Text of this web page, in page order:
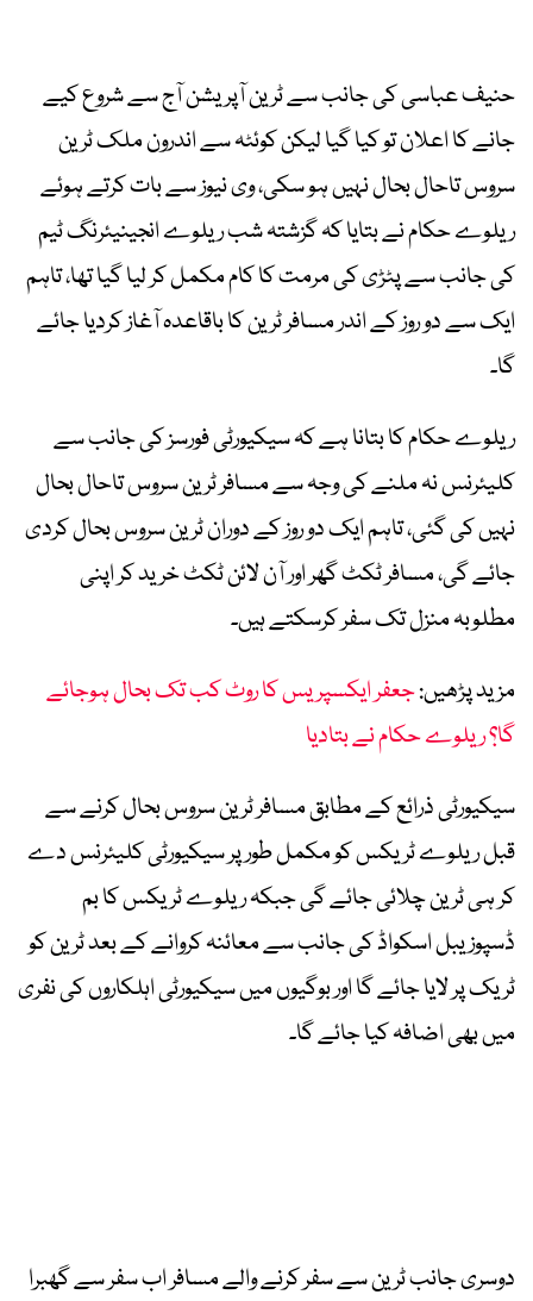
حنیف عباسی کی جانب سے ٹرین آپریشن آج سے شروع کیے
جانے کا اعلان تو کیا گیا لیکن کوئٹہ سے اندرون ملک ٹرین
سروس تاحال بحال نہیں ہو سکی، وی نیوز سے بات کرتے ہوئے
ریلوے حکام نے بتایا کہ گزشتہ شب ریلوے انجینیئرنگ ٹیم
کی جانب سے پٹڑی کی مرمت کا کام مکمل کر لیا گیا تھا، تاہم
ایک سے دو روز کے اندر مسافر ٹرین کا باقاعدہ آغاز کردیا جائے
گا۔
ریلوے حکام کا بتانا ہے کہ سیکیورٹی فورسز کی جانب سے
کلیئرنس نہ ملنے کی وجہ سے مسافر ٹرین سروس تاحال بحال
نہیں کی گئی، تاہم ایک دو روز کے دوران ٹرین سروس بحال کردی
جائے گی، مسافر ٹکٹ گھر اور آن لائن ٹکٹ خرید کر اپنی
مطلوبہ منزل تک سفر کرسکتے ہیں۔
مزید پڑھیں:جعفر ایکسپریس کا روٹ کب تک بحال ہوجائے
گا؟ ریلوے حکام نے بتادیا
سیکیورٹی ذرائع کے مطابق مسافر ٹرین سروس بحال کرنے سے
قبل ریلوے ٹریکس کو مکمل طور پر سیکیورٹی کلیئرنس دے
کر ہی ٹرین چلائی جائے گی جبکہ ریلوے ٹریکس کا بم
ڈسپوزیبل اسکواڈ کی جانب سے معائنہ کروانے کے بعد ٹرین کو
ٹریک پر لایا جائے گا اور بوگیوں میں سیکیورٹی اہلکاروں کی نفری
میں بھی اضافہ کیا جائے گا۔
دوسری جانب ٹرین سے سفر کرنے والے مسافر اب سفر سے گھبرا